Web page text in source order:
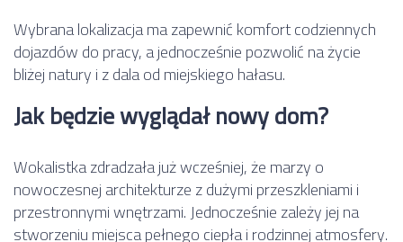
Wybrana lokalizacja ma zapewnić komfort codziennych
dojazdów do pracy, a jednocześnie pozwolić na życie
bliżej natury i z dala od miejskiego hałasu.
Jak będzie wyglądał nowy dom?
Wokalistka zdradzała już wcześniej, że marzy o
nowoczesnej architekturze z dużymi przeszkleniami i
przestronnymi wnętrzami. Jednocześnie zależy jej na
stworzeniu miejsca pełnego ciepła i rodzinnej atmosfery.